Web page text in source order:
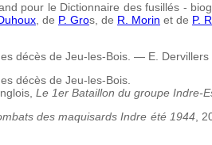
pour le Dictionnaire des fusillés -
, de P. Gros, de R. Morin et de P.
décès de Jeu-les-Bois. — E.
décès de Jeu-les-Bois.
Le 1er Bataillon du groupe Indre-
des maquisards Indre été 1944,